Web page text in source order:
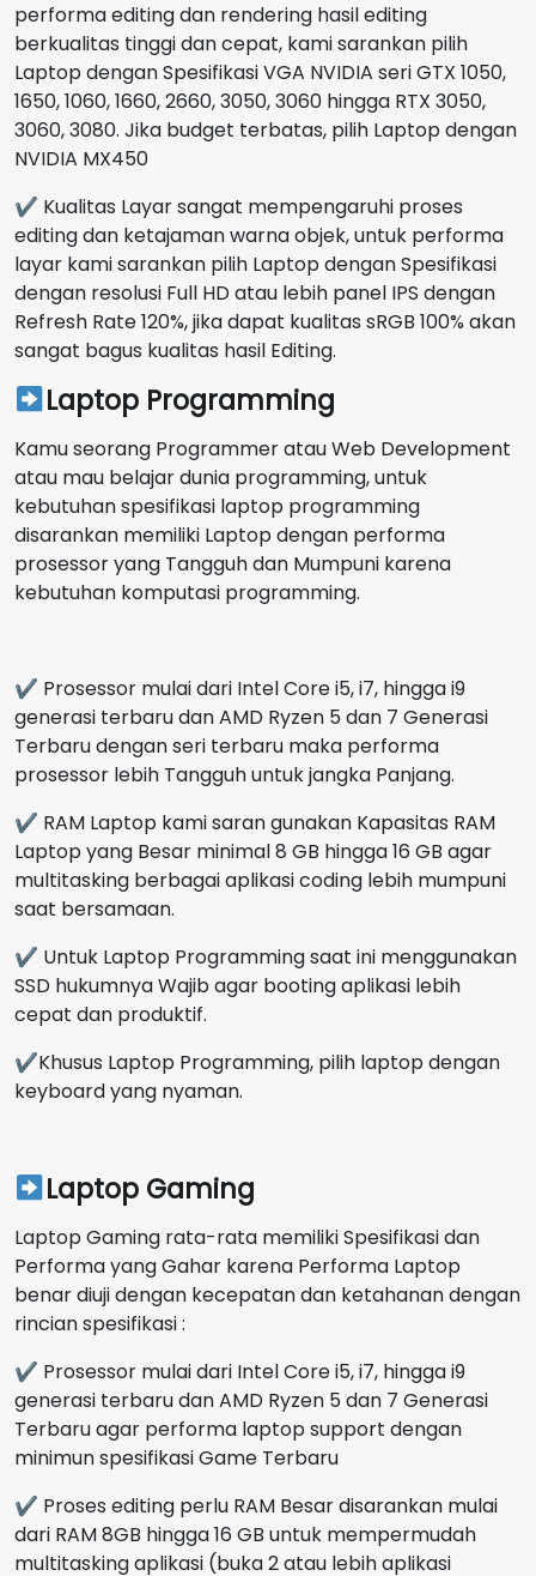
performa editing dan rendering hasil editing
berkualitas tinggi dan cepat, kami sarankan pilih
Laptop dengan Spesifikasi VGA NVIDIA seri GTX 1050,
1650, 1060, 1660, 2660, 3050, 3060 hingga RTX 3050,
3060, 3080. Jika budget terbatas, pilih Laptop dengan
NVIDIA MX450
✔ Kualitas Layar sangat mempengaruhi proses
editing dan ketajaman warna objek, untuk performa
layar kami sarankan pilih Laptop dengan Spesifikasi
dengan resolusi Full HD atau lebih panel IPS dengan
Refresh Rate 120%, jika dapat kualitas sRGB 100% akan
sangat bagus kualitas hasil Editing.
Laptop Programming
Kamu seorang Programmer atau Web Development
atau mau belajar dunia programming, untuk
kebutuhan spesifikasi laptop programming
disarankan memiliki Laptop dengan performa
prosessor yang Tangguh dan Mumpuni karena
kebutuhan komputasi programming.
✔ Prosessor mulai dari Intel Core i5, i7, hingga i9
generasi terbaru dan AMD Ryzen 5 dan 7 Generasi
Terbaru dengan seri terbaru maka performa
prosessor lebih Tangguh untuk jangka Panjang.
✔ RAM Laptop kami saran gunakan Kapasitas RAM
Laptop yang Besar minimal 8 GB hingga 16 GB agar
multitasking berbagai aplikasi coding lebih mumpuni
saat bersamaan.
✔ Untuk Laptop Programming saat ini menggunakan
SSD hukumnya Wajib agar booting aplikasi lebih
cepat dan produktif.
✔Khusus Laptop Programming, pilih laptop dengan
keyboard yang nyaman.
Laptop Gaming
Laptop Gaming rata-rata memiliki Spesifikasi dan
Performa yang Gahar karena Performa Laptop
benar diuji dengan kecepatan dan ketahanan dengan
rincian spesifikasi :
✔ Prosessor mulai dari Intel Core i5, i7, hingga i9
generasi terbaru dan AMD Ryzen 5 dan 7 Generasi
Terbaru agar performa laptop support dengan
minimun spesifikasi Game Terbaru
✔ Proses editing perlu RAM Besar disarankan mulai
dari RAM 8GB hingga 16 GB untuk mempermudah
multitasking aplikasi (buka 2 atau lebih aplikasi